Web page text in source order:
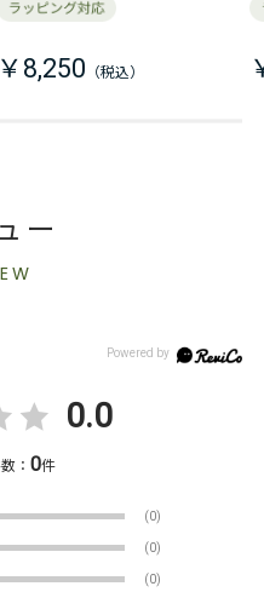
￥8,250
ー
0.0
：0件
(0)
(0)
(0)